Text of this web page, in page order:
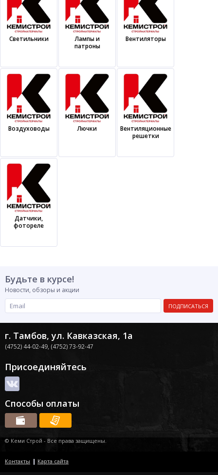
Светильники
Лампы и
патроны
Вентиляторы
Воздуховоды Лючки
Вентиляционные
решетки
Датчики,
фотореле
Будьте в курсе!
Новости, обзоры и акции
ПОДПИСАТЬСЯ
г. Тамбов, ул. Кавказская, 1а
(4752) 44-02-49, (4752) 73-92-47
Присоединяйтесь
Способы оплаты
© Кеми Строй - Все права защищены.
Контакты Карта сайта